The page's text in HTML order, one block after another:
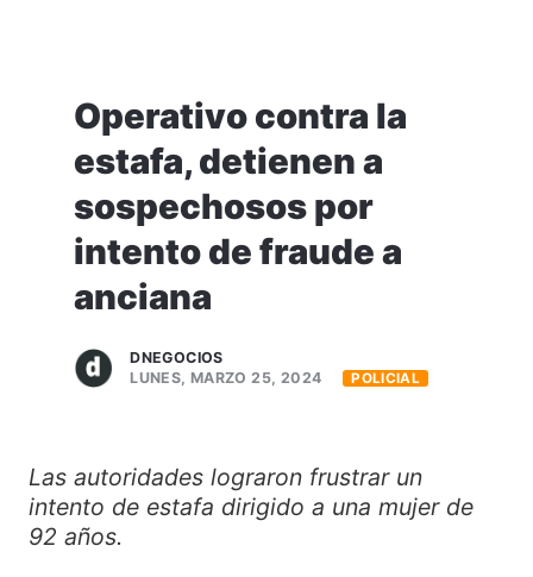
Operativo contra la
estafa, detienen a
sospechosos por
intento de fraude a
anciana
DNEGOCIOS
LUNES, MARZO 25, 2024
POLICIAL
Las autoridades lograron frustrar un
intento de estafa dirigido a una mujer de
92 años.